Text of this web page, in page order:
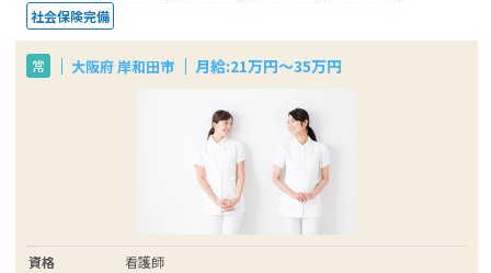
社会保険完備
常 大阪府 岸和田市 月給:21万円～35万円
資格
看護師